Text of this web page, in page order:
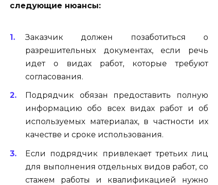
следующие нюансы:
Заказчик должен позаботиться о
разрешительных документах, если речь
идет о видах работ, которые требуют
согласования.
Подрядчик обязан предоставить полную
информацию обо всех видах работ и об
используемых материалах, в частности их
качестве и сроке использования.
Если подрядчик привлекает третьих лиц
для выполнения отдельных видов работ, со
стажем работы и квалификацией нужно